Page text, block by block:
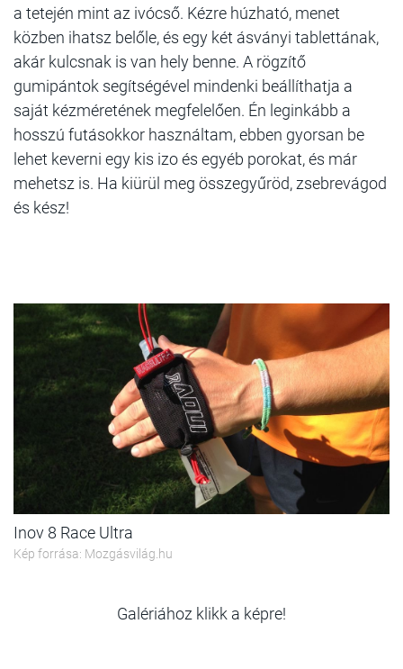
a tetején mint az ivócső. Kézre húzható, menet
közben ihatsz belőle, és egy két ásványi tablettának,
akár kulcsnak is van hely benne. A rögzítő
gumipántok segítségével mindenki beállíthatja a
saját kézméretének megfelelően. Én leginkább a
hosszú futásokkor használtam, ebben gyorsan be
lehet keverni egy kis izo és egyéb porokat, és már
mehetsz is. Ha kiürül meg összegyűröd, zsebrevágod
és kész!
Inov 8 Race Ultra
Kép forrása: Mozgásvilág.hu
Galériához klikk a képre!